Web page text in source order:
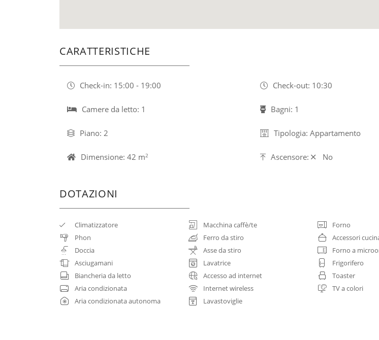
CARATTERISTICHE
Check-in: 15:00 - 19:00
Camere da letto: 1
Piano: 2
Dimensione: 42 m2
Check-out: 10:30
Bagni: 1
Tipologia: Appartamento
Ascensore: No
DOTAZIONI
Climatizzatore
Phon
Doccia
Asciugamani
Biancheria da letto
Aria condizionata
Aria condizionata autonoma
Macchina caffè/te
Ferro da stiro
Asse da stiro
Lavatrice
Accesso ad internet
Internet wireless
Lavastoviglie
Forno
Accessori
Forno a
Frigorifero
Toaster
TV a colori